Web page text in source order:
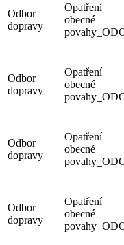
Odbor
dopravy
Opatření
obecné
Odbor
dopravy
Opatření
obecné
Odbor
dopravy
Opatření
obecné
Odbor
dopravy
Opatření
obecné